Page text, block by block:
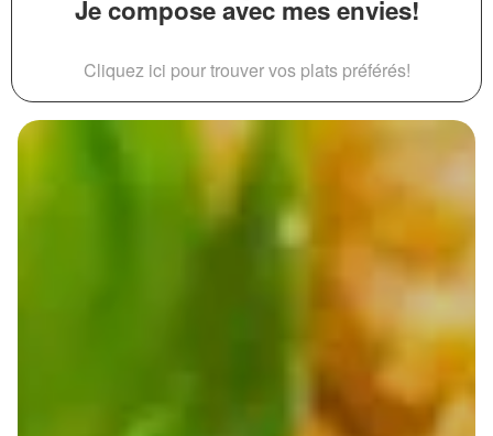
Je compose avec mes envies!
Cliquez ici pour trouver vos plats préférés!